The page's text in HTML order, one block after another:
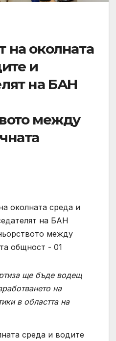
на околната
и
на БАН
между
ще бъде водещ
на
в областта на
среда и водите